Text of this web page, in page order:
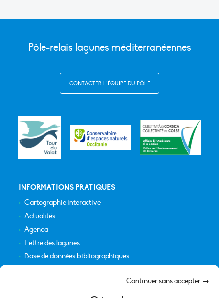
Continuer sans accepter →
Pôle-relais lagunes méditerranéennes
CONTACTER L’ÉQUIPE DU PÔLE
INFORMATIONS PRATIQUES
Cartographie interactive
Actualités
Agenda
Lettre des lagunes
Base de données bibliographiques